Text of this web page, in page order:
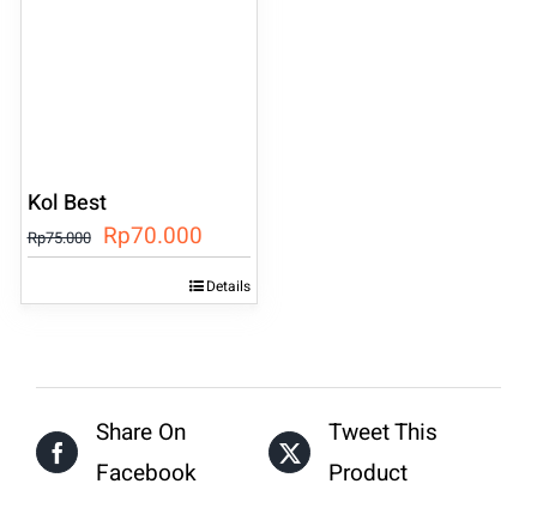
Kol Best
Rp75.000
Harga
Rp70.000Harga
saat
Rp70.000.
Details
Share On
Facebook
Tweet This
Product